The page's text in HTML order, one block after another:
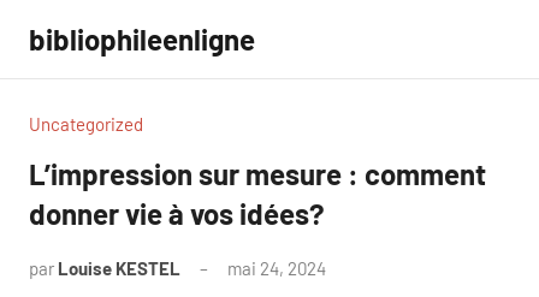
contenu
bibliophileenligne
Uncategorized
L’impression sur mesure : comment
donner vie à vos idées?
par Louise KESTEL mai 24, 2024